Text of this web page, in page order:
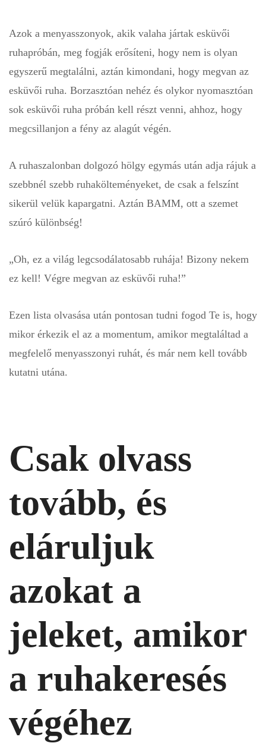
Azok a menyasszonyok, akik valaha jártak esküvői
ruhapróbán, meg fogják erősíteni, hogy nem is olyan
egyszerű megtalálni, aztán kimondani, hogy megvan az
esküvői ruha. Borzasztóan nehéz és olykor nyomasztóan
sok esküvői ruha próbán kell részt venni, ahhoz, hogy
megcsillanjon a fény az alagút végén.
A ruhaszalonban dolgozó hölgy egymás után adja rájuk a
szebbnél szebb ruhakölteményeket, de csak a felszínt
sikerül velük kapargatni. Aztán BAMM, ott a szemet
szúró különbség!
„Oh, ez a világ legcsodálatosabb ruhája! Bizony nekem
ez kell! Végre megvan az esküvői ruha!”
Ezen lista olvasása után pontosan tudni fogod Te is, hogy
mikor érkezik el az a momentum, amikor megtaláltad a
megfelelő menyasszonyi ruhát, és már nem kell tovább
kutatni utána.
Csak olvass
tovább, és
eláruljuk
azokat a
jeleket, amikor
a ruhakeresés
végéhez